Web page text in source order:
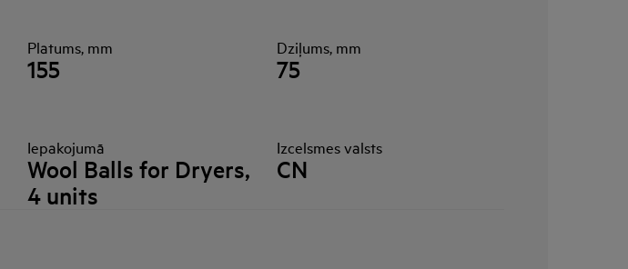
Platums, mm
155
Dziļums, mm
75
Iepakojumā
Wool Balls for Dryers,
4 units
Izcelsmes valsts
CN